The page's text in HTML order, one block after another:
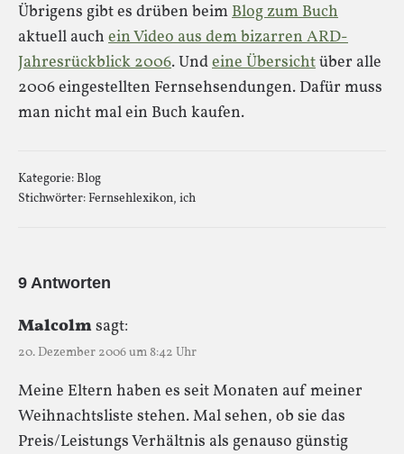
Übrigens gibt es drüben beimBlog zum Buch
aktuell auch ein Video aus dem bizarren ARD-
Jahresrückblick 2006. Undeine Übersichtüber alle
2006 eingestellten Fernsehsendungen. Dafür muss
man nicht mal ein Buch kaufen.
Kategorie:Blog
Stichwörter:Fernsehlexikon, ich
9 Antworten
Malcolmsagt:
20. Dezember 2006 um 8:42 Uhr
Meine Eltern haben es seit Monaten auf meiner
Weihnachtsliste stehen. Mal sehen, ob sie das
Preis/Leistungs Verhältnis als genauso günstig